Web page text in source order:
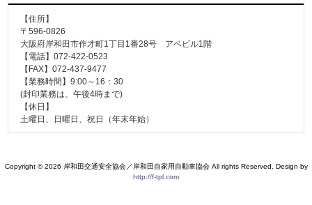
【住所】
〒596-0826
大阪府岸和田市作才町1丁目1番28号 アベビル1階
【電話】072-422-0523
【FAX】072-437-9477
【業務時間】9:00～16：30
(封印業務は、午後4時まで)
【休日】
土曜日、日曜日、祝日（年末年始）
Copyright © 2026 岸和田交通安全協会／岸和田自家用自動車協会 All rights Reserved. Design by
http://f-tpl.com